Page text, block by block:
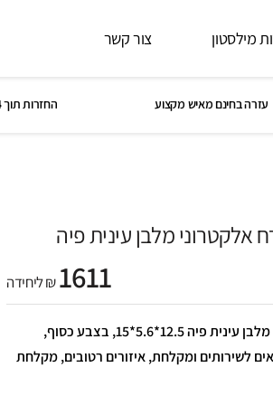
מילסטון צור קשר
עזרה בחינם מאיש מקצוע החזרות תוך 14 ימים
אלקטרוני מלבן עינית פיה
1611₪ ליחידה
ברז פרח אלקטרוני מלבן עינית פיה 12.5*5.6*15, בצבע כסוף,
לשירותים ומקלחת, איזורים רטובים, מקלחת